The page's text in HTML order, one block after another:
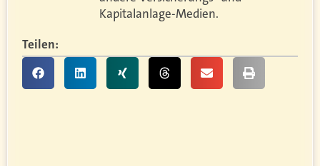
Kapitalanlage-Medien.
Teilen: